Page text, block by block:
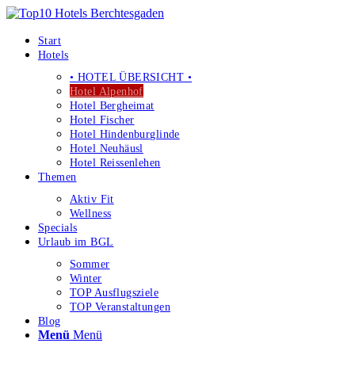
Start
Hotels
• HOTEL ÜBERSICHT •
Hotel Alpenhof
Hotel Bergheimat
Hotel Fischer
Hotel Hindenburglinde
Hotel Neuhäusl
Hotel Reissenlehen
Themen
Aktiv Fit
Wellness
Specials
Urlaub im BGL
Sommer
Winter
TOP Ausflugsziele
TOP Veranstaltungen
Blog
Menü Menü